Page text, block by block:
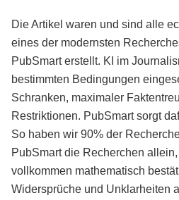
Die Artikel waren und sind alle
eines der modernsten
PubSmart erstellt. KI im
bestimmten Bedingungen
Schranken, maximaler
Restriktionen. PubSmart sorgt
So haben wir 90% der
PubSmart die Recherchen
vollkommen mathematisch
Widersprüche und Unklarheiten